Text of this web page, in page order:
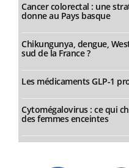
Cancer colorectal : une
donne au Pays basque
Chikungunya, dengue,
sud de la France ?
Les médicaments GLP-1
Cytomégalovirus : ce qui
des femmes enceintes